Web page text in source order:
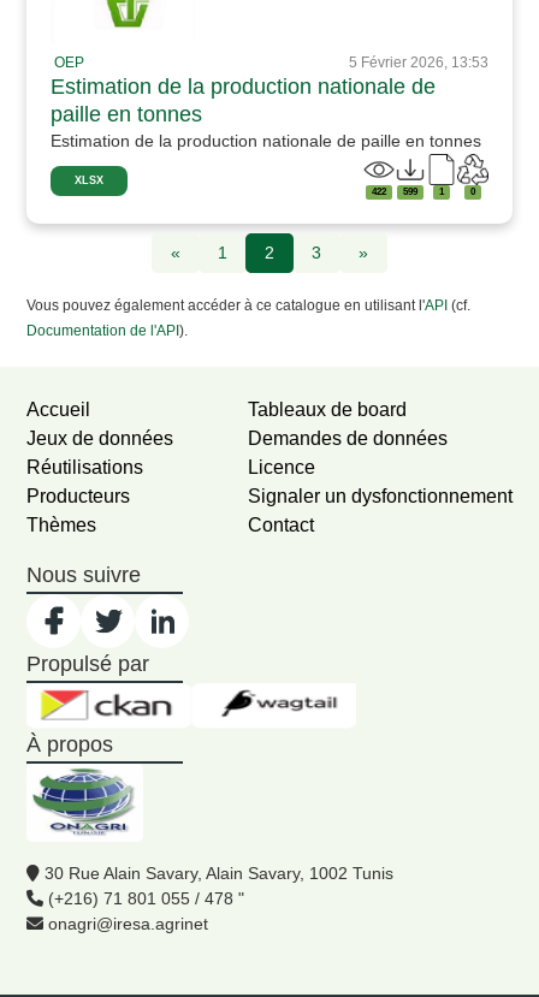
OEP 5 Février 2026, 13:53
Estimation de la production nationale de
paille en tonnes
Estimation de la production nationale de paille en tonnes
XLSX
422 599 1 0
« 1 2 3 »
Vous pouvez également accéder à ce catalogue en utilisant l'API (cf.
Documentation de l'API).
Accueil
Jeux de données
Réutilisations
Producteurs
Thèmes
Tableaux de board
Demandes de données
Licence
Signaler un dysfonctionnement
Contact
Nous suivre
Propulsé par
À propos
30 Rue Alain Savary, Alain Savary, 1002 Tunis
(+216) 71 801 055 / 478 "
onagri@iresa.agrinet